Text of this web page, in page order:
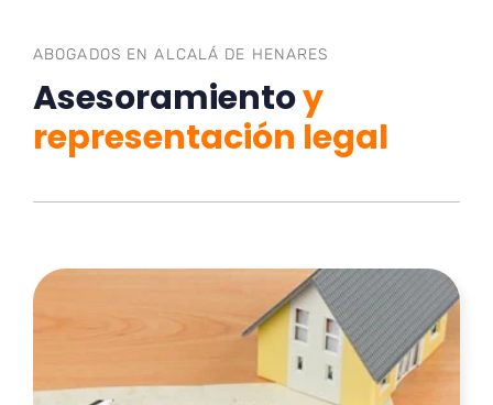
ABOGADOS EN ALCALÁ DE HENARES
Asesoramientoy
representación legal